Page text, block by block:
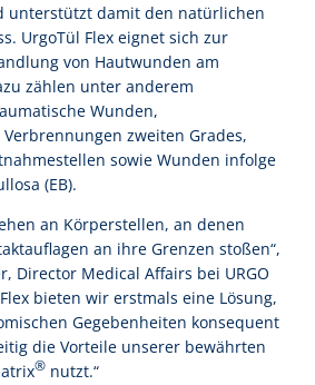
unterstützt damit den natürlichen
UrgoTül Flex eignet sich zur
von Hautwunden am
zählen unter anderem
Wunden,
zweiten Grades,
sowie Wunden infolge
(EB).
an Körperstellen, an denen
an ihre Grenzen stoßen“,
Director Medical Affairs bei URGO
bieten wir erstmals eine Lösung,
Gegebenheiten konsequent
die Vorteile unserer bewährten
® nutzt.“